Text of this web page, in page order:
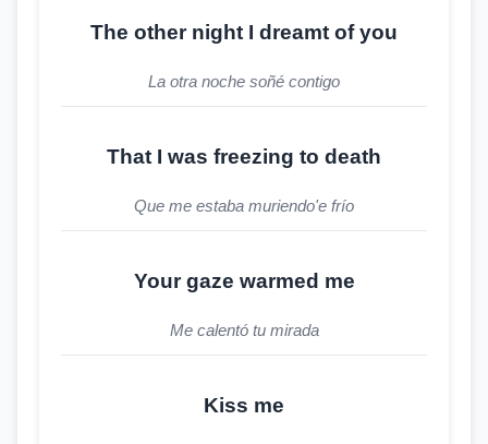
The other night I dreamt of you
La otra noche soñé contigo
That I was freezing to death
Que me estaba muriendo'e frío
Your gaze warmed me
Me calentó tu mirada
Kiss me